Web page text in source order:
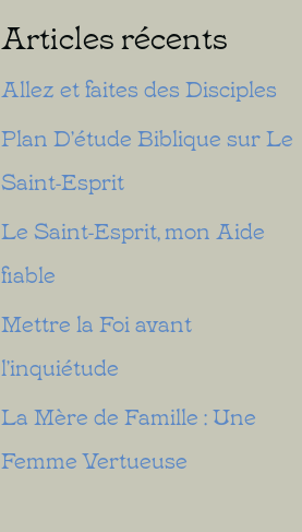
Articles récents
Allez et faites des Disciples
Plan D’étude Biblique sur Le
Saint-Esprit
Le Saint-Esprit, mon Aide
fiable
Mettre la Foi avant
l’inquiétude
La Mère de Famille : Une
Femme Vertueuse